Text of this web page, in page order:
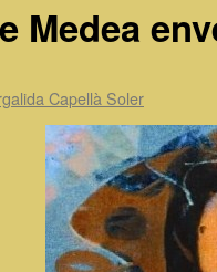
Medea
Capellà Soler